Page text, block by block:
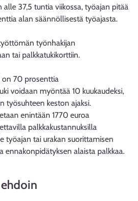
37,5 tuntia viikossa, työajan pitää
alan säännöllisestä työajasta.
työnhakijan
tai palkkatukikorttiin.
on 70 prosenttia
voidaan myöntää 10 kuukaudeksi,
työsuhteen keston ajaksi.
enintään 1770 euroa
palkkakustannuksilla
työajan tai urakan suorittamisen
ennakonpidätyksen alaista palkkaa.